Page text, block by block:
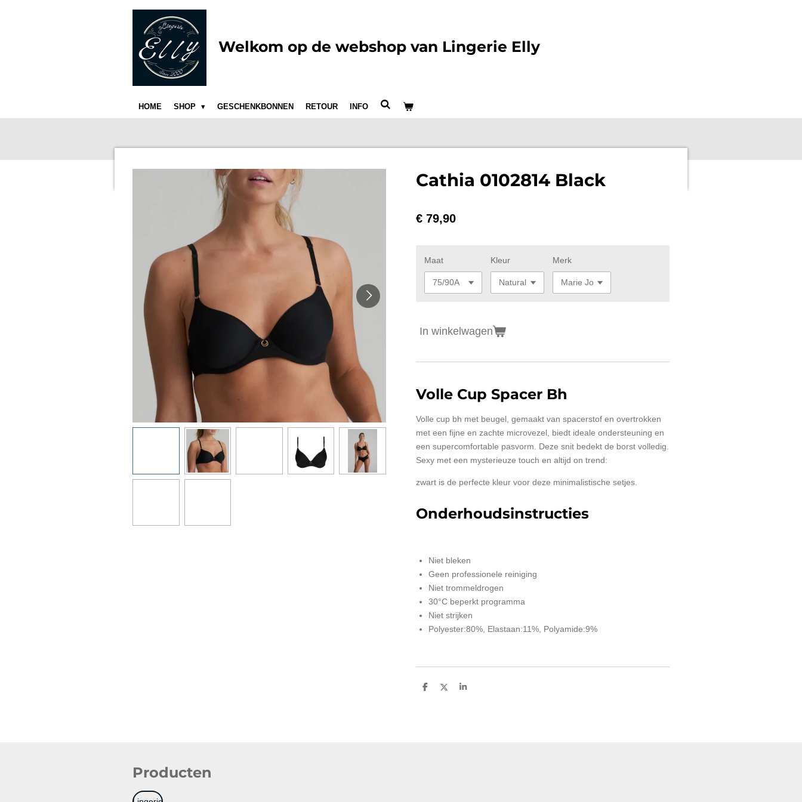
Welkom op de webshop van Lingerie Elly
HOME SHOP GESCHENKBONNEN RETOUR INFO
Cathia 0102814 Black
€ 79,90
Maat Kleur Merk
In winkelwagen
Volle Cup Spacer Bh
Volle cup bh met beugel, gemaakt van spacerstof en overtrokken
met een fijne en zachte microvezel, biedt ideale ondersteuning en
een supercomfortable pasvorm. Deze snit bedekt de borst volledig.
Sexy met een mysterieuze touch en altijd on trend:
zwart is de perfecte kleur voor deze minimalistische setjes.
Onderhoudsinstructies
Niet bleken
Geen professionele reiniging
Niet trommeldrogen
30°C beperkt programma
Niet strijken
Polyester:80%, Elastaan:11%, Polyamide:9%
D
D
S
Producten